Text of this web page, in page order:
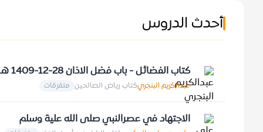
أحدث الدروس
كتاب الفضائل - باب فضل الاذان 28-12-1409 هـ
عبدالكريم البنجريكتاب رياض الصالحين متفرقات
الاجتهاد في عصرالنبي صلى الله علية وسلم